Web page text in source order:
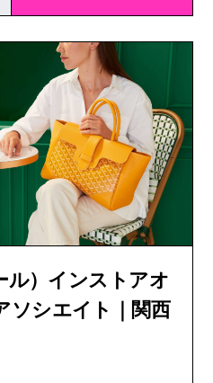
ル）インストアオ
ソシエイト｜関西